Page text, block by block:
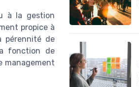
à la gestion
propice à
pérennité de
fonction de
management